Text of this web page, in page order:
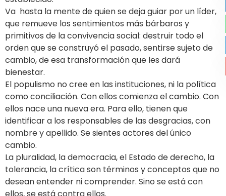
Va hasta la mente de quien se deja guiar por un líder,
que remueve los sentimientos más bárbaros y
primitivos de la convivencia social: destruir todo el
orden que se construyó el pasado, sentirse sujeto de
cambio, de esa transformación que les dará
bienestar.
El populismo no cree en las instituciones, ni la política
como conciliación. Con ellos comienza el cambio. Con
ellos nace una nueva era. Para ello, tienen que
identificar a los responsables de las desgracias, con
nombre y apellido. Se sientes actores del único
cambio.
La pluralidad, la democracia, el Estado de derecho, la
tolerancia, la crítica son términos y conceptos que no
desean entender ni comprender. Sino se está con